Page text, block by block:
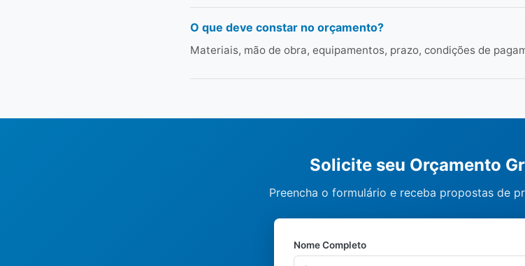
O que deve constar no orçamento?
Materiais, mão de obra, equipamentos, prazo, condições de
Solicite seu Orçamento
Preencha o formulário e receba propostas de
Nome Completo